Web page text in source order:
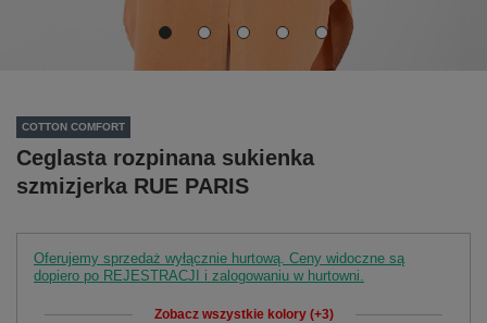
COTTON COMFORT
Ceglasta rozpinana sukienka
szmizjerka RUE PARIS
Oferujemy sprzedaż wyłącznie hurtową. Ceny widoczne są
dopiero po REJESTRACJI i zalogowaniu w hurtowni.
Zobacz wszystkie kolory (+3)